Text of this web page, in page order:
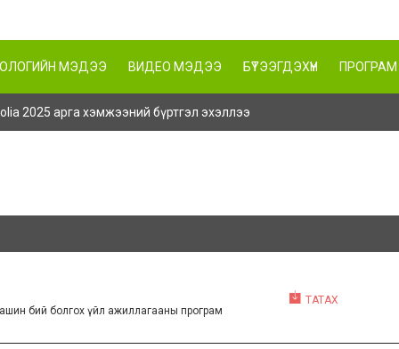
МЭДЭЭ ВИДЕО МЭДЭЭ БҮТЭЭГДЭХҮҮН ПРОГРАМ
2025 арга хэмжээний бүртгэл эхэллээ
бий болгох үйл ажиллагааны програм
ТАТАХ